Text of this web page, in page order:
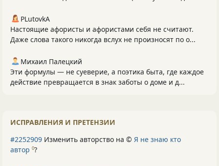
PLutоvkА
Настоящие афористы и афористами себя не считают.
Даже слова такого никогда вслух не произносят по о...
Михаил Палецкий
Эти формулы — не суеверие, а поэтика быта, где каждое
действие превращается в знак заботы о доме и д...
ИСПРАВЛЕНИЯ И ПРЕТЕНЗИИ
#2252909 Изменить авторство на © Я не знаю кто
автор 0?